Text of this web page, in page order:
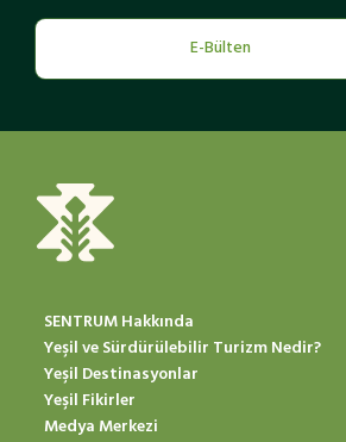
E-Bülten
SENTRUM Hakkında
Yeşil ve Sürdürülebilir Turizm Nedir?
Yeşil Destinasyonlar
Yeşil Fikirler
Medya Merkezi